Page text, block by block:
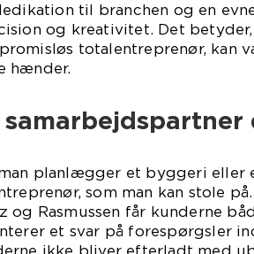
til branchen og en
og kreativitet. Det
totalentreprenør, kan
hænder.
samarbejdspartner
planlægger et byggeri eller
som man kan stole
og Rasmussen får kunderne
et svar på forespørgsler
ikke bliver efterladt med